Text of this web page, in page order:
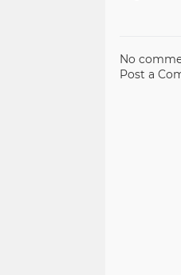
No
Post a